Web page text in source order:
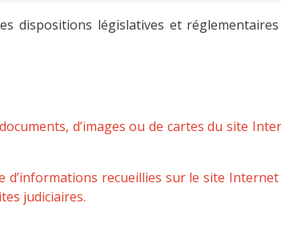
dispositions législatives et
d’images ou de cartes du site
recueillies sur le site Internet
judiciaires.